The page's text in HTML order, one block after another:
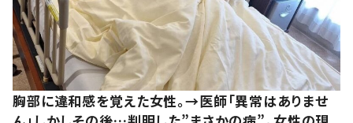
胸部に違和感を覚えた女性。→医師「異常はありませ